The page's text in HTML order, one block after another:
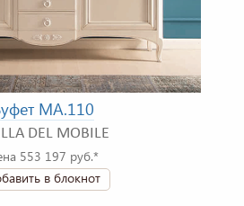
MA.110
DEL MOBILE
553 197 руб.*
в блокнот